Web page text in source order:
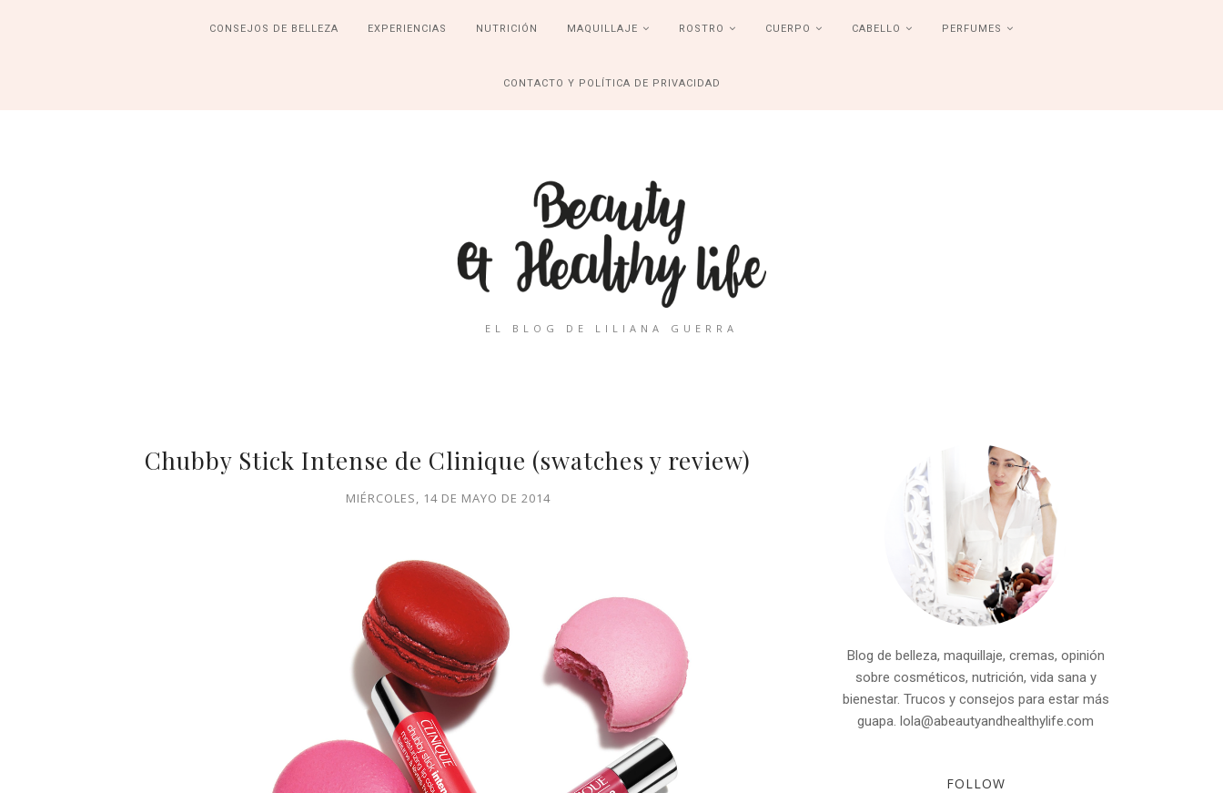
CONSEJOS DE BELLEZA EXPERIENCIAS NUTRICIÓN MAQUILLAJE ROSTRO CUERPO CABELLO PERFUMES
CONTACTO Y POLÍTICA DE PRIVACIDAD
EL BLOG DE LILIANA GUERRA
Chubby Stick Intense de Clinique (swatches y review)
MIÉRCOLES, 14 DE MAYO DE 2014
Blog de belleza, maquillaje, cremas, opinión
sobre cosméticos, nutrición, vida sana y
bienestar. Trucos y consejos para estar más
guapa. lola@abeautyandhealthylife.com
FOLLOW